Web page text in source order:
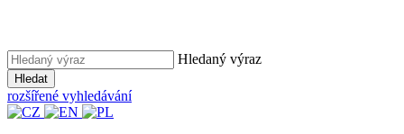
Hledaný výraz
Hledat
rozšířené vyhledávání